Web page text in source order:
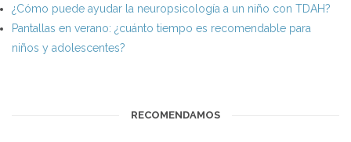
¿Cómo puede ayudar la neuropsicología a un niño con TDAH?
Pantallas en verano: ¿cuánto tiempo es recomendable para
niños y adolescentes?
RECOMENDAMOS